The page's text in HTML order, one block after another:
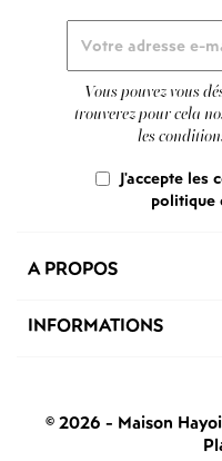
Vous pouvez vous
trouverez pour cela
les
J'accepte les
politique
A PROPOS
INFORMATIONS
© 2026 - Maison